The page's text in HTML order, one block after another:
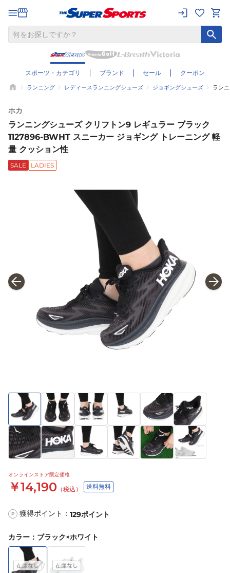
スポーツ・カテゴリ ブランド セール クーポン
ランニング レディースランニングシューズ ジョギングシューズ ラン
ホカ
ランニングシューズ クリフトン9 レギュラー ブラック
1127896-BWHT スニーカー ジョギング トレーニング 軽
量 クッション性
SALE LADIES
オンラインストア限定価格
￥14,190 （税込） 送料無料
P 獲得ポイント： 129ポイント
カラー ： ブラック×ホワイト